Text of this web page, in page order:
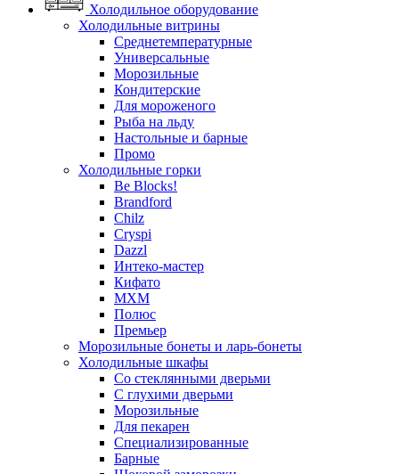
Холодильное оборудование
Холодильные витрины
Среднетемпературные
Универсальные
Морозильные
Кондитерские
Для мороженого
Рыба на льду
Настольные и барные
Промо
Холодильные горки
Be Blocks!
Brandford
Chilz
Cryspi
Dazzl
Интеко-мастер
Кифато
МХМ
Полюс
Премьер
Морозильные бонеты и ларь-бонеты
Холодильные шкафы
Со стеклянными дверьми
С глухими дверьми
Морозильные
Для пекарен
Специализированные
Барные